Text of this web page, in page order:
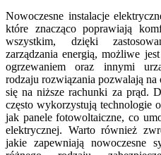
Nowoczesne instalacje
które znacząco poprawiają
wszystkim, dzięki
zarządzania energią, możliwe
ogrzewaniem oraz innymi
rodzaju rozwiązania pozwalają na
się na niższe rachunki za prąd.
często wykorzystują technologie
jak panele fotowoltaiczne, co
elektrycznej. Warto również
jakie zapewniają nowoczesne